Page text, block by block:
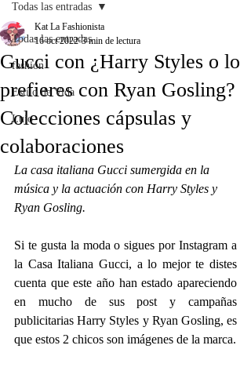
Todas las entradas
fashion
Estilo de Vida
Lujo
Todas las entradas
Gucci con ¿Harry Styles o lo
prefieres con Ryan Gosling?
Colecciones cápsulas y
colaboraciones
Kat La Fashionista
16 oct 2022 3 min de lectura
La casa italiana Gucci sumergida en la
música y la actuación con Harry Styles y
Ryan Gosling.
Si te gusta la moda o sigues por Instagram a
la Casa Italiana Gucci, a lo mejor te distes
cuenta que este año han estado apareciendo
en mucho de sus post y campañas
publicitarias Harry Styles y Ryan Gosling, es
que estos 2 chicos son imágenes de la marca.